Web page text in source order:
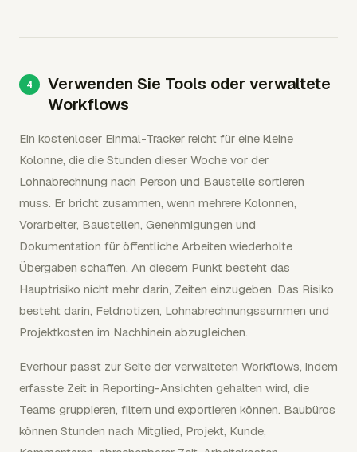
Verwenden Sie Tools oder verwaltete
Workflows
Ein kostenloser Einmal-Tracker reicht für eine kleine
Kolonne, die die Stunden dieser Woche vor der
Lohnabrechnung nach Person und Baustelle sortieren
muss. Er bricht zusammen, wenn mehrere Kolonnen,
Vorarbeiter, Baustellen, Genehmigungen und
Dokumentation für öffentliche Arbeiten wiederholte
Übergaben schaffen. An diesem Punkt besteht das
Hauptrisiko nicht mehr darin, Zeiten einzugeben. Das Risiko
besteht darin, Feldnotizen, Lohnabrechnungssummen und
Projektkosten im Nachhinein abzugleichen.
Everhour passt zur Seite der verwalteten Workflows, indem
erfasste Zeit in Reporting-Ansichten gehalten wird, die
Teams gruppieren, filtern und exportieren können. Baubüros
können Stunden nach Mitglied, Projekt, Kunde,